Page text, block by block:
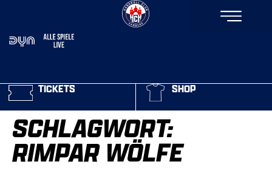
TICKETS SHOP
SCHLAGWORT:
RIMPAR WÖLFE